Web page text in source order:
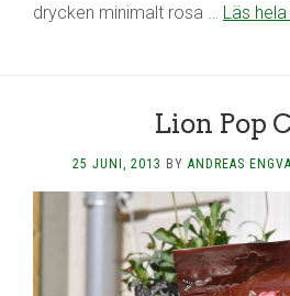
drycken minimalt rosa … Läs
Lion Pop
25 JUNI, 2013 BY ANDREAS